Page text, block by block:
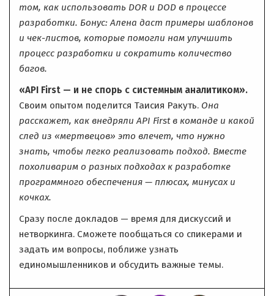
том, как использовать DOR и DOD в процессе
разработки. Бонус: Алена даст примеры шаблонов
и чек-листов, которые помогли нам улучшить
процесс разработки и сократить количество
багов.
«API First — и не спорь с системным аналитиком».
Своим опытом поделится Таисия Ракуть. Она
расскажет, как внедряли API First в команде и какой
след из «мертвецов» это влечет, что нужно
знать, чтобы легко реализовать подход. Вместе
похоливарим о разных подходах к разработке
программного обеспечения — плюсах, минусах и
кочках.
Сразу после докладов — время для дискуссий и
нетворкинга. Сможете пообщаться со спикерами и
задать им вопросы, поближе узнать
единомышленников и обсудить важные темы.